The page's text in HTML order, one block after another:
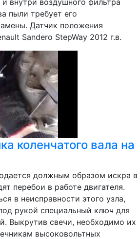
внутри воздушного фильтра
пыли требует его
Датчик положения
Sandero StepWay 2012 г.в.
коленчатого вала на
должным образом искра в
перебои в работе двигателя.
в неисправности этого узла,
рукой специальный ключ для
Выкрутив свечи, необходимо их
высоковольтных